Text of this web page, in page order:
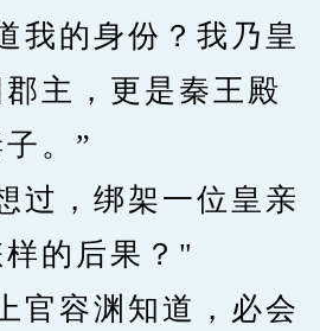
的身份？我乃皇
主，更是秦王殿
。”
，绑架一位皇亲
的后果？"
容渊知道，必会